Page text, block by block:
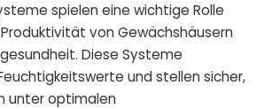
spielen eine wichtige Rolle
von Gewächshäusern
Diese Systeme
und stellen sicher,
unter optimalen